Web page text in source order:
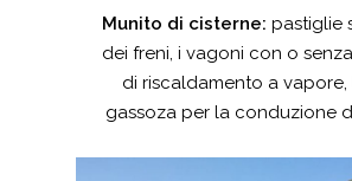
Munito di cisterne: pastiglie
dei freni, i vagoni con o
di riscaldamento a vapore,
gassoza per la conduzione